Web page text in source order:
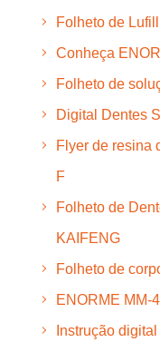
Folheto de
Conheça
Folheto de
Digital Dentes
Flyer de resina
F
Folheto de
KAIFENG
Folheto de
ENORME MM-
Instrução